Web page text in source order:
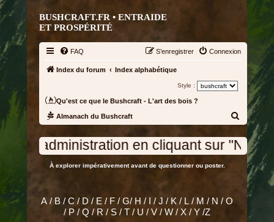
BUSHCRAFT.FR • ENTRAIDE
ET PROSPÉRITÉ
FAQ Connexion
S’enregistrer
Index du forum Index alphabétique
Style :
Qu'est ce que le Bushcraft - L'art des bois ?
Almanach du Bushcraft
la page d'accueil ou bien à "admin
À explorer impérativement avant de questionner ou poster.
A / B / C/ D / E / F / G/ H / I / J / K / L / M / N /O
/ P/ Q/R / S / T / U / V/ W / X / Y /Z